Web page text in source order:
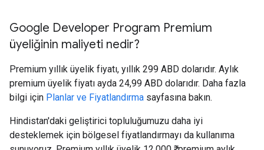
Google Developer Program Premium
üyeliğinin maliyeti nedir?
Premium yıllık üyelik fiyatı, yıllık 299 ABD dolarıdır. Aylık
premium üyelik fiyatı ayda 24,99 ABD dolarıdır. Daha fazla
bilgi için Planlar ve Fiyatlandırma sayfasına bakın.
Hindistan'daki geliştirici topluluğumuzu daha iyi
desteklemek için bölgesel fiyatlandırmayı da kullanıma